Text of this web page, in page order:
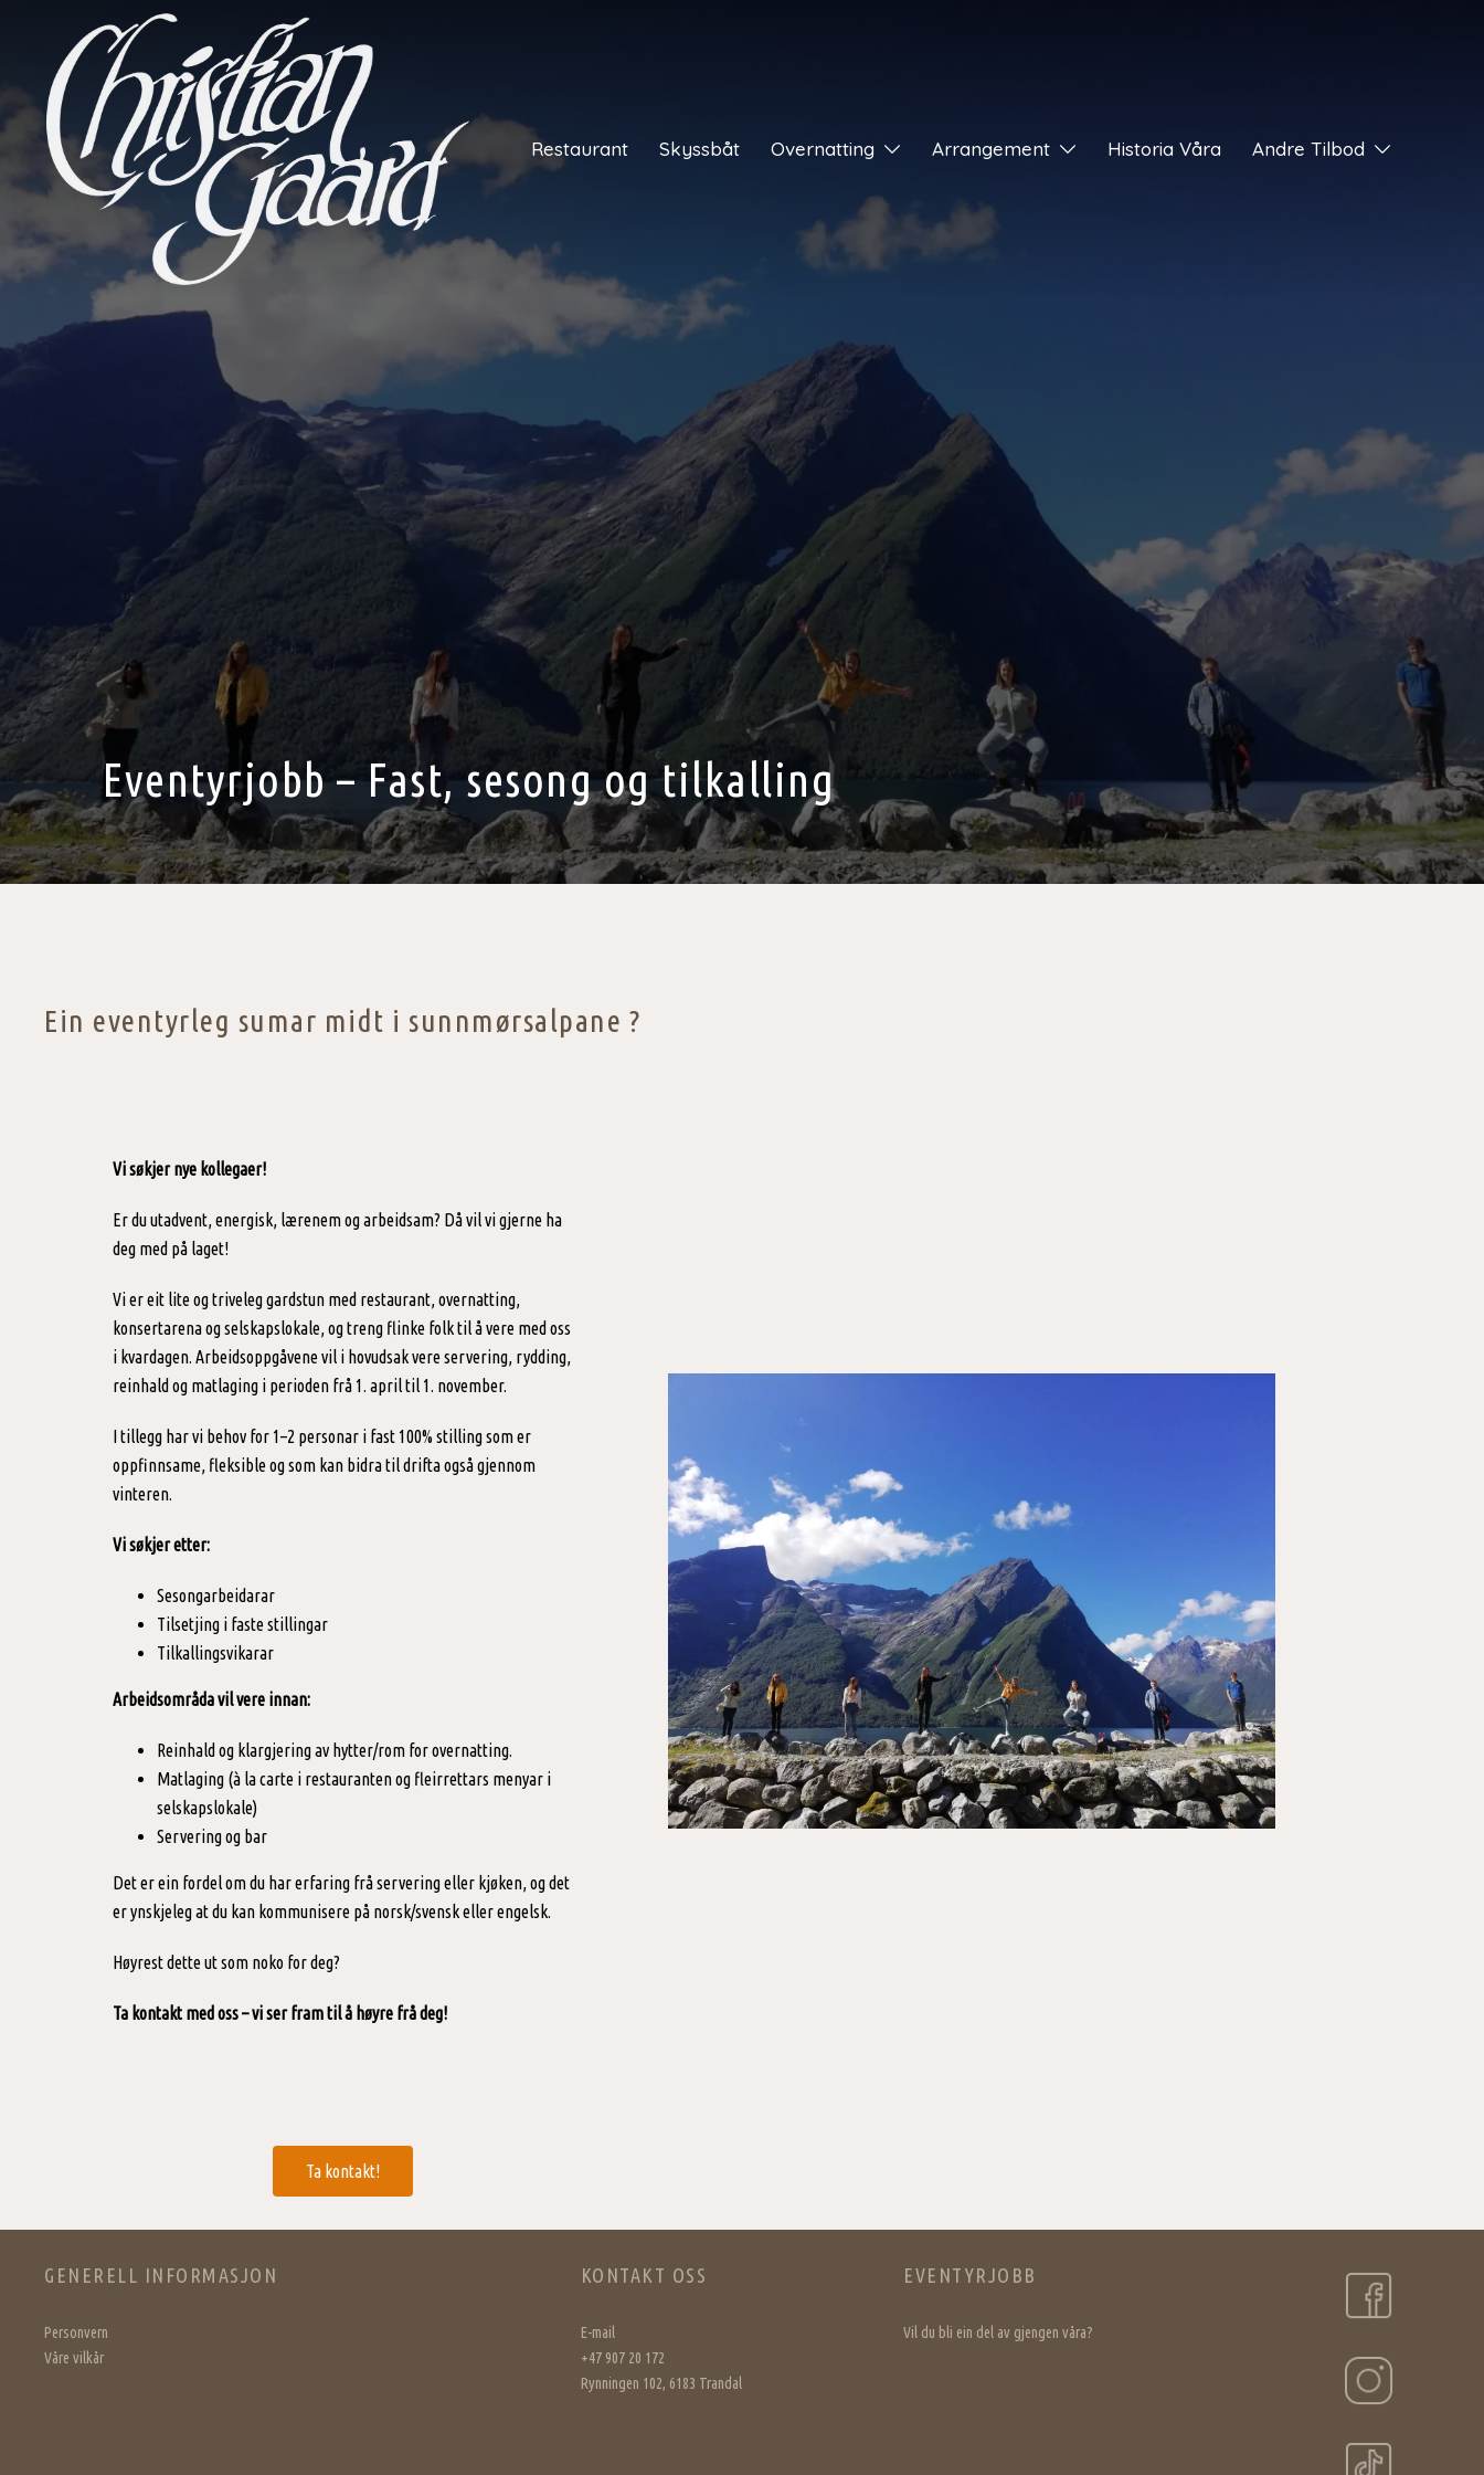
Restaurant Skyssbåt Overnatting Arrangement Historia Våra Andre Tilbod
Eventyrjobb – Fast, sesong og tilkalling
Ein eventyrleg sumar midt i sunnmørsalpane ?
Vi søkjer nye kollegaer!
Er du utadvent, energisk, lærenem og arbeidsam? Då vil vi gjerne ha
deg med på laget!
Vi er eit lite og triveleg gardstun med restaurant, overnatting,
konsertarena og selskapslokale, og treng flinke folk til å vere med oss
i kvardagen. Arbeidsoppgåvene vil i hovudsak vere servering, rydding,
reinhald og matlaging i perioden frå 1. april til 1. november.
I tillegg har vi behov for 1–2 personar i fast 100% stilling som er
oppfinnsame, fleksible og som kan bidra til drifta også gjennom
vinteren.
Vi søkjer etter:
Sesongarbeidarar
Tilsetjing i faste stillingar
Tilkallingsvikarar
Arbeidsområda vil vere innan:
Reinhald og klargjering av hytter/rom for overnatting.
Matlaging (à la carte i restauranten og fleirrettars menyar i
selskapslokale)
Servering og bar
Det er ein fordel om du har erfaring frå servering eller kjøken, og det
er ynskjeleg at du kan kommunisere på norsk/svensk eller engelsk.
Høyrest dette ut som noko for deg?
Ta kontakt med oss – vi ser fram til å høyre frå deg!
Ta kontakt!
GENERELL INFORMASJON
Personvern
Våre vilkår
KONTAKT OSS
E-mail
+47 907 20 172
Rynningen 102, 6183 Trandal
EVENTYRJOBB
Vil du bli ein del av gjengen våra?